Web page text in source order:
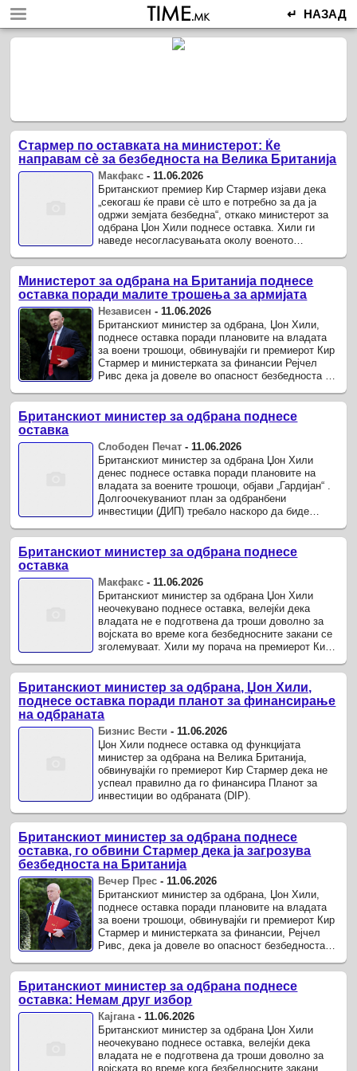
↵ НАЗАД
Стармер по оставката на министерот: Ќе
направам сè за безбедноста на Велика Британија
Макфакс - 11.06.2026
Британскиот премиер Кир Стармер изјави дека
„секогаш ќе прави сè што е потребно за да ја
одржи земјата безбедна“, откако министерот за
одбрана Џон Хили поднесе оставка. Хили ги
наведе несогласувањата околу военото
Министерот за одбрана на Британија поднесе
оставка поради малите трошења за армијата
Независен - 11.06.2026
Британскиот министер за одбрана, Џон Хили,
поднесе оставка поради плановите на владата
за воени трошоци, обвинувајќи ги премиерот Кир
Стармер и министерката за финансии Рејчел
Ривс дека ја довеле во опасност безбедноста на
Британскиот министер за одбрана поднесе
оставка
Слободен Печат -11.06.2026
Британскиот министер за одбрана Џон Хили
денес поднесе оставка поради плановите на
владата за воените трошоци, објави „Гардијан“ .
Долгоочекуваниот план за одбранбени
инвестиции (ДИП) требало наскоро да биде
Британскиот министер за одбрана поднесе
оставка
Макфакс -11.06.2026
Британскиот министер за одбрана Џон Хили
неочекувано поднесе оставка, велејќи дека
владата не е подготвена да троши доволно за
војската во време кога безбедносните закани се
зголемуваат. Хили му порача на премиерот Кир
Британскиот министер за одбрана, Џон Хили,
поднесе оставка поради планот за финансирање
на одбраната
Бизнис Вести -11.06.2026
Џон Хили поднесе оставка од функцијата
министер за одбрана на Велика Британија,
обвинувајќи го премиерот Кир Стармер дека не
успеал правилно да го финансира Планот за
инвестиции во одбраната (DIP).
Британскиот министер за одбрана поднесе
оставка, го обвини Стармер дека ја загрозува
безбедноста на Британија
Вечер Прес - 11.06.2026
Британскиот министер за одбрана, Џон Хили,
поднесе оставка поради плановите на владата
за воени трошоци, обвинувајќи ги премиерот Кир
Стармер и министерката за финансии, Рејчел
Ривс, дека ја довеле во опасност безбедноста
Британскиот министер за одбрана поднесе
оставка: Немам друг избор
Кајгана - 11.06.2026
Британскиот министер за одбрана Џон Хили
неочекувано поднесе оставка, велејќи дека
владата не е подготвена да троши доволно за
војската во време кога безбедносните закани